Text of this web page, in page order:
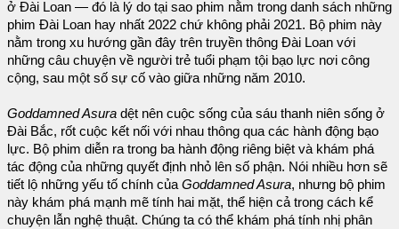
ở Đài Loan — đó là lý do tại sao phim nằm trong danh sách những
phim Đài Loan hay nhất 2022 chứ không phải 2021. Bộ phim này
nằm trong xu hướng gần đây trên truyền thông Đài Loan với
những câu chuyện về người trẻ tuổi phạm tội bạo lực nơi công
cộng, sau một số sự cố vào giữa những năm 2010.
Goddamned Asura dệt nên cuộc sống của sáu thanh niên sống ở
Đài Bắc, rốt cuộc kết nối với nhau thông qua các hành động bạo
lực. Bộ phim diễn ra trong ba hành động riêng biệt và khám phá
tác động của những quyết định nhỏ lên số phận. Nói nhiều hơn sẽ
tiết lộ những yếu tố chính của Goddamned Asura, nhưng bộ phim
này khám phá mạnh mẽ tính hai mặt, thể hiện cả trong cách kể
chuyện lẫn nghệ thuật. Chúng ta có thể khám phá tính nhị phân